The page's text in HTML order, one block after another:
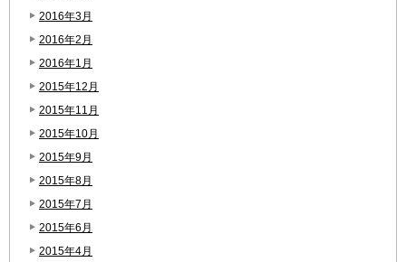
2016年3月
2016年2月
2016年1月
2015年12月
2015年11月
2015年10月
2015年9月
2015年8月
2015年7月
2015年6月
2015年4月